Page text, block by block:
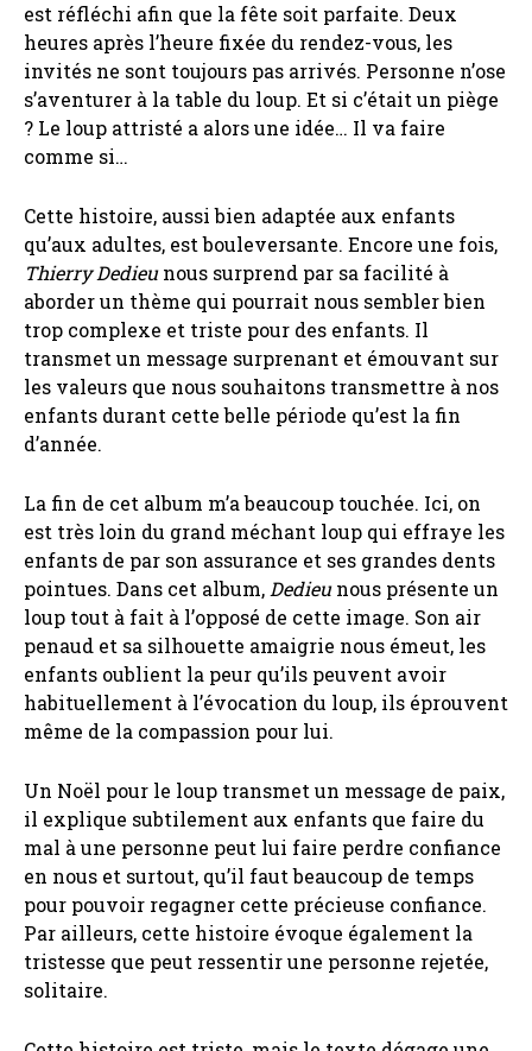
est réfléchi afin que la fête soit parfaite. Deux
heures après l’heure fixée du rendez-vous, les
invités ne sont toujours pas arrivés. Personne n’ose
s’aventurer à la table du loup. Et si c’était un piège
? Le loup attristé a alors une idée… Il va faire
comme si…
Cette histoire, aussi bien adaptée aux enfants
qu’aux adultes, est bouleversante. Encore une fois,
Thierry Dedieunous surprend par sa facilité à
aborder un thème qui pourrait nous sembler bien
trop complexe et triste pour des enfants. Il
transmet un message surprenant et émouvant sur
les valeurs que nous souhaitons transmettre à nos
enfants durant cette belle période qu’est la fin
d’année.
La fin de cet album m’a beaucoup touchée. Ici, on
est très loin du grand méchant loup qui effraye les
enfants de par son assurance et ses grandes dents
pointues. Dans cet album,Dedieunous présente un
loup tout à fait à l’opposé de cette image. Son air
penaud et sa silhouette amaigrie nous émeut, les
enfants oublient la peur qu’ils peuvent avoir
habituellement à l’évocation du loup, ils éprouvent
même de la compassion pour lui.
Un Noël pour le loup transmet un message de paix,
il explique subtilement aux enfants que faire du
mal à une personne peut lui faire perdre confiance
en nous et surtout, qu’il faut beaucoup de temps
pour pouvoir regagner cette précieuse confiance.
Par ailleurs, cette histoire évoque également la
tristesse que peut ressentir une personne rejetée,
solitaire.